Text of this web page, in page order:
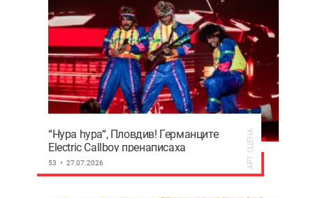
“Hypa hypa“, Пловдив! Германците
Electric Callboy пренаписаха
правилата на Hills of Rock 2026
53 27.07.2026 АРТ СЦЕНА